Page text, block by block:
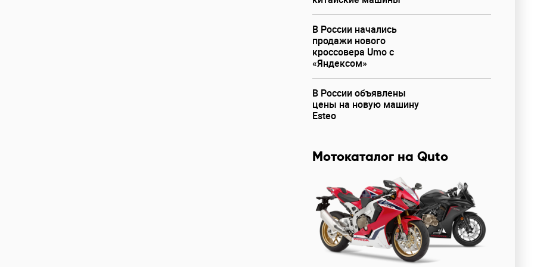
В России начались
продажи нового
кроссовера Umo с
«Яндексом»
В России объявлены
цены на новую машину
Esteo
Мотокаталог на Quto